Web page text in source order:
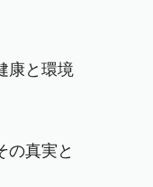
康と環境
の真実と